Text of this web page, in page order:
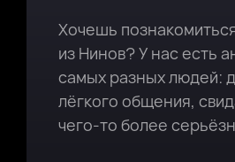
Хочешь
из Нинов? У нас есть
самых разных людей:
лёгкого общения,
чего-то более